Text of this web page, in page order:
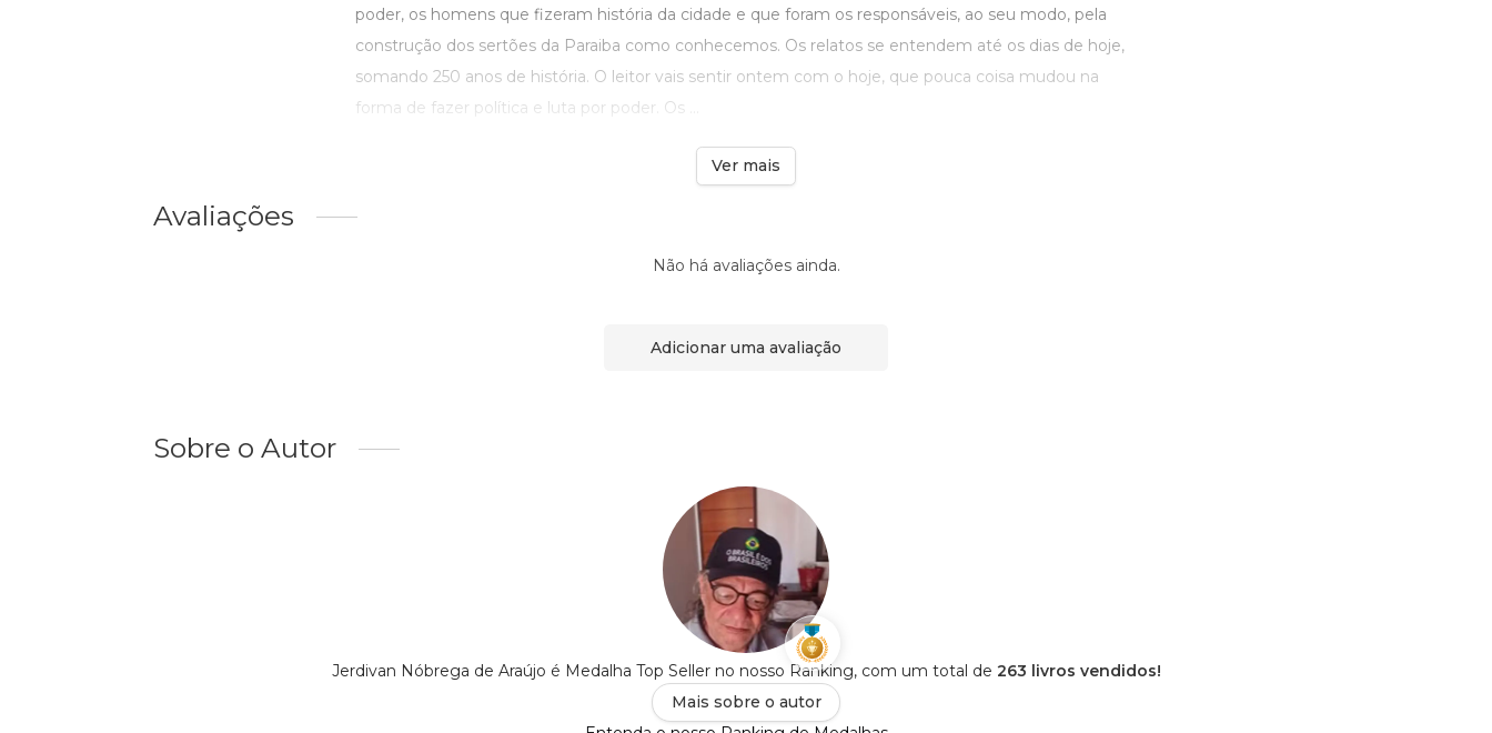
poder, os homens que fizeram história da cidade e que foram os responsáveis, ao seu modo, pela
construção dos sertões da Paraiba como conhecemos. Os relatos se entendem até os dias de hoje,
somando 250 anos de história. O leitor vais sentir ontem com o hoje, que pouca coisa mudou na
forma de fazer política e luta por poder. Os ...
Ver mais
Avaliações
Não há avaliações ainda.
Adicionar uma avaliação
Sobre o Autor
Jerdivan Nóbrega de Araújo é Medalha Top Seller no nosso Ranking, com um total de 263 livros vendidos!
Mais sobre o autor